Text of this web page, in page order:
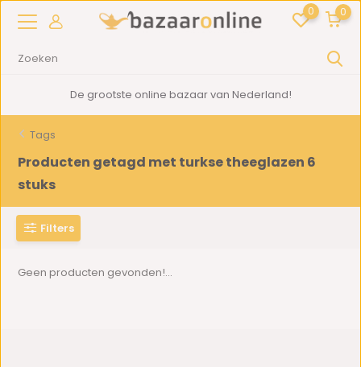
0 0
De grootste online bazaar van Nederland!
Tags
Producten getagd met turkse theeglazen 6
stuks
Filters
Geen producten gevonden!...